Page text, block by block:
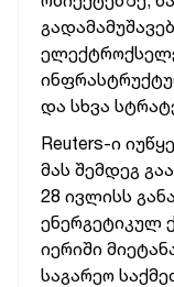
და სხვა
Reuters-ი
მას შემდეგ
28 ივლისს
ენერგეტიკულ
იერიში
საგარეო